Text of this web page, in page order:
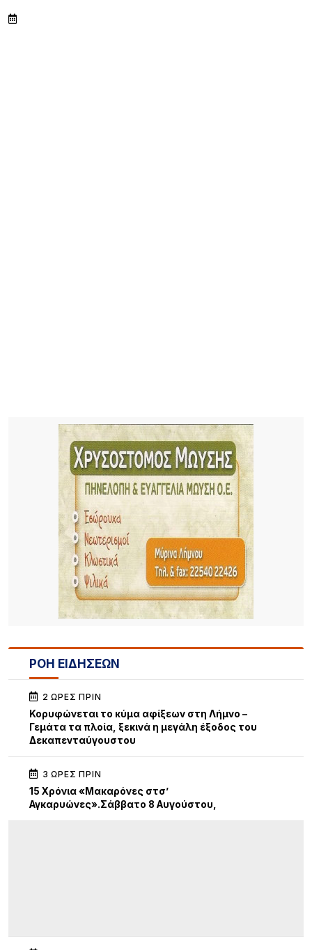
ΡΟΗ ΕΙΔΗΣΕΩΝ
2 ΏΡΕΣ ΠΡΙΝ
Κορυφώνεται το κύμα αφίξεων στη Λήμνο –
Γεμάτα τα πλοία, ξεκινά η μεγάλη έξοδος του
Δεκαπενταύγουστου
3 ΏΡΕΣ ΠΡΙΝ
15 Χρόνια «Μακαρόνες στσ’
Αγκαρυώνες».Σάββατο 8 Αυγούστου,